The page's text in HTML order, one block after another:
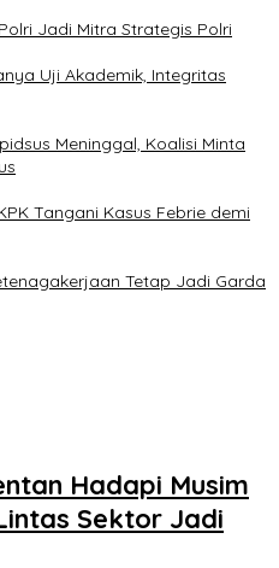
Jadi Mitra Strategis Polri
Uji Akademik, Integritas
Meninggal, Koalisi Minta
Tangani Kasus Febrie demi
Tetap Jadi Garda
Hadapi Musim
Sektor Jadi